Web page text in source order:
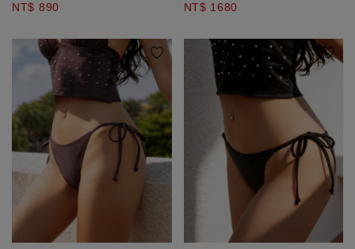
NT$ 890 NT$ 1680